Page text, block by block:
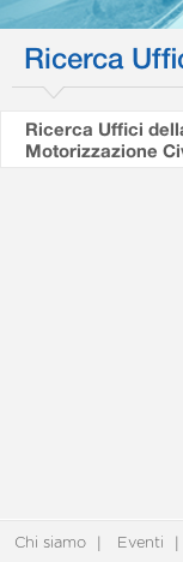
Ricerca
Ricerca Uffici
Motorizzazione
Chi siamo Eventi